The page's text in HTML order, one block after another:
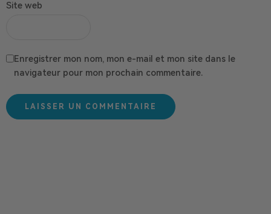
Site web
Enregistrer mon nom, mon e-mail et mon site dans le
navigateur pour mon prochain commentaire.